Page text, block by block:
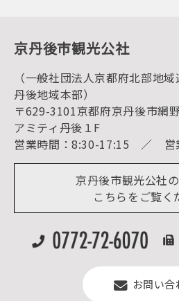
観光
海水浴
キャンプ
お宿探し
宿泊・日帰り予約（空室検
予約照会・予約キャンセル
宿泊施設一覧（お宿比較ペ
アクセス
お知らせ
イベント情報
デジタル観光パンフレット
リアルタイム道路情報
よくある質問
京丹後市観光公社
（一般社団法人京都府北部地
丹後地域本部）
〒629-3101京都府京丹後市網
アミティ丹後１F
営業時間：8:30-17:15 ／ 営
京丹後市観光公社
こちらをご覧く
お問い合